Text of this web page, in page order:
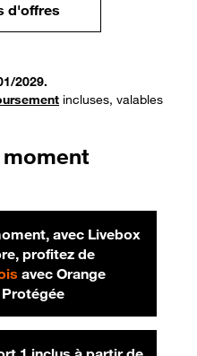
d'offres
2029.
incluses, valables
avec Livebox
profitez de
20 € par mois
avec Orange